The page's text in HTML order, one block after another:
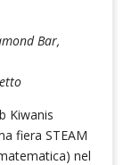
Bar,
Kiwanis
fiera STEAM
nel